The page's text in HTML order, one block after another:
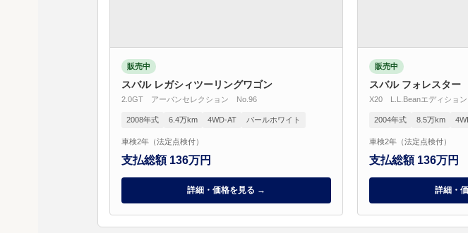
販売中
スバル レガシィツーリングワゴン
2.0GT アーバンセレクション No.96
2008年式 6.4万km 4WD-AT パールホワイト
車検2年（法定点検付）
支払総額 136万円
詳細・価格を見る →
販売中
スバル フォレスター
X20 L.L.Beanエディショ
2004年式 8.5万km
車検2年（法定点検付）
支払総額 136万円
詳細・